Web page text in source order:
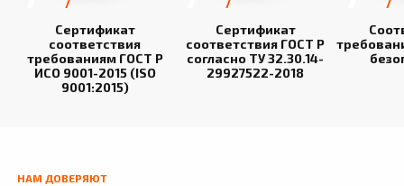
Сертификат
соответствия
требованиям ГОСТ Р
ИСО 9001-2015 (ISO
9001:2015)
Сертификат
соответствия ГОСТ Р
согласно ТУ 32.30.14-
29927522-2018
НАМ ДОВЕРЯЮТ